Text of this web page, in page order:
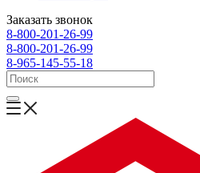
Заказать звонок
8-800-201-26-99
8-800-201-26-99
8-965-145-55-18